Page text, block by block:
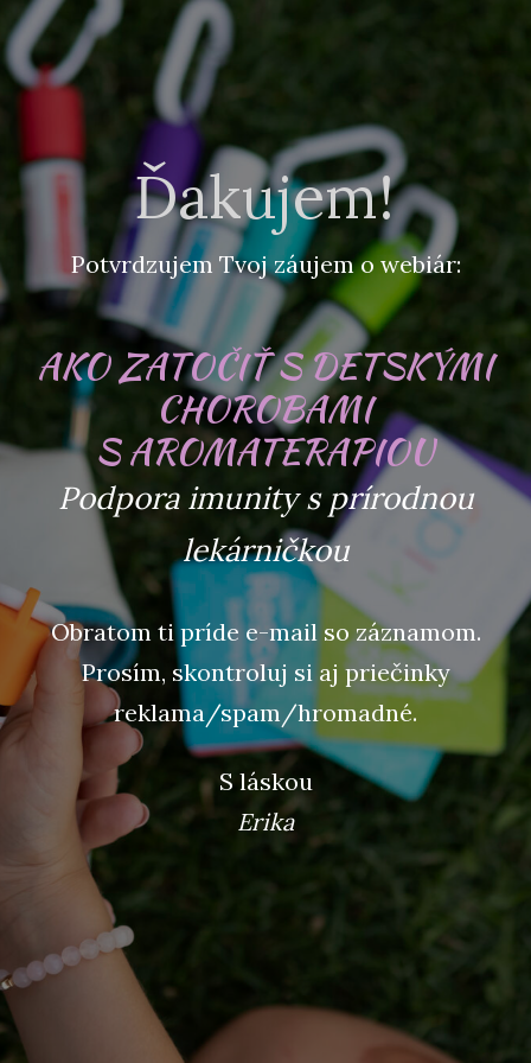
Ďakujem!
Potvrdzujem Tvoj záujem o webiár:
AKO ZATOČIŤ S DETSKÝMI
CHOROBAMI
S AROMATERAPIOU
Podpora imunity s prírodnou
lekárničkou
Obratom ti príde e-mail so záznamom.
Prosím, skontroluj si aj priečinky
reklama/spam/hromadné.
S láskou
Erika